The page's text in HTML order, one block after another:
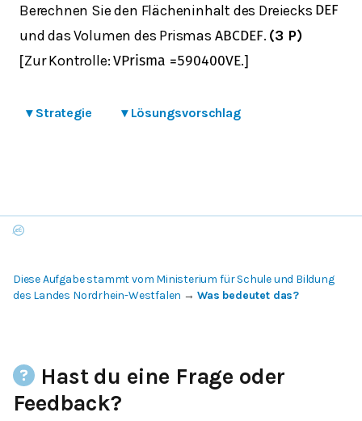
Berechnen Sie den Flächeninhalt des Dreiecks DEF
und das Volumen des Prismas ABCDEF. (3 P)
[Zur Kontrolle:VPrisma =590400VE.]
▾ Strategie ▾ Lösungsvorschlag
Diese Aufgabe stammt vom Ministerium für Schule und Bildung
des Landes Nordrhein-Westfalen → Was bedeutet das?
Hast du eine Frage oder
Feedback?